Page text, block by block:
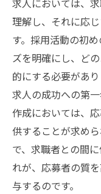
求人においては、
理解し、それに応
す。採用活動の初
ズを明確にし、ど
的にする必要があ
求人の成功への第
作成においては、
供することが求め
で、求職者との間
れが、応募者の質
与するのです。